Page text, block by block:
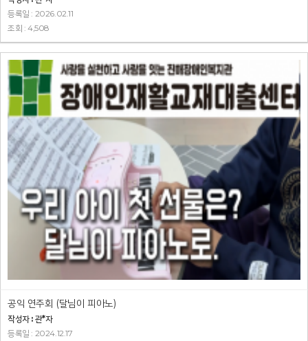
등록일 : 2026.02.11
조회 : 4,508
공익 연주회 (달님이 피아노)
작성자 : 관*자
등록일 : 2024.12.17